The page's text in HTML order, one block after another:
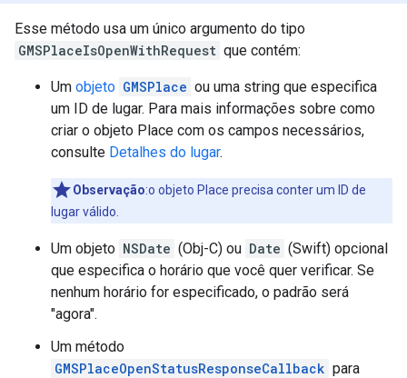
Esse método usa um único argumento do tipo
GMSPlaceIsOpenWithRequest que contém:
Um objeto GMSPlace ou uma string que especifica
um ID de lugar. Para mais informações sobre como
criar o objeto Place com os campos necessários,
consulte Detalhes do lugar.
Observação:o objeto Place precisa conter um ID de
lugar válido.
Um objeto NSDate (Obj-C) ou Date (Swift) opcional
que especifica o horário que você quer verificar. Se
nenhum horário for especificado, o padrão será
"agora".
Um método
GMSPlaceOpenStatusResponseCallback para